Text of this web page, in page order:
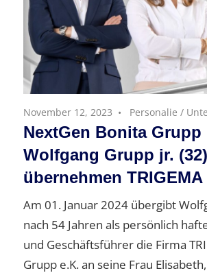
November 12, 2023 Personalie /
NextGen Bonita Grupp
Wolfgang Grupp jr. (32)
übernehmen TRIGEMA
Am 01. Januar 2024 übergibt
nach 54 Jahren als persönlich
und Geschäftsführer die Firma
Grupp e.K. an seine Frau